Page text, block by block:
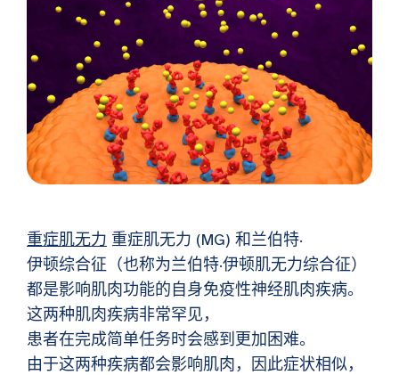
重症肌无力 重症肌无力 (MG) 和兰伯特·
伊顿综合征（也称为兰伯特·伊顿肌无力综合征）
都是影响肌肉功能的自身免疫性神经肌肉疾病。
这两种肌肉疾病非常罕见，
患者在完成简单任务时会感到更加困难。
由于这两种疾病都会影响肌肉，因此症状相似，